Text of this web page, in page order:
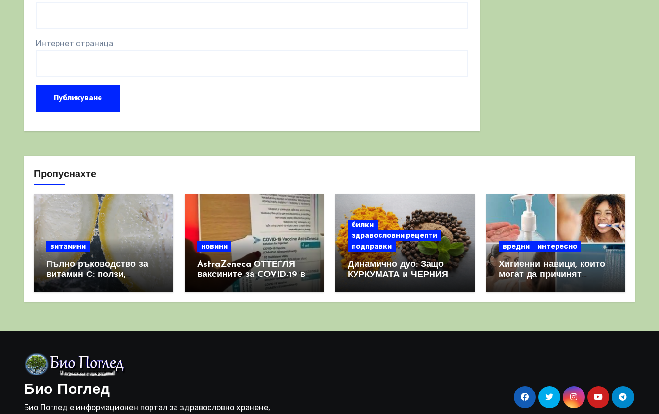
Интернет страница
Пропуснахте
витамини
Пълно ръководство за
витамин С: ползи,
източници и защо е
важен за имунната
новини
AstraZeneca ОТТЕГЛЯ
ваксините за COVID-19 в
световен мащаб, след
като призна, че те
билки
здравословни рецепти
подправки
Динамично дуо: Защо
КУРКУМАТА и ЧЕРНИЯ
комбинация
вредни интересно
Хигиенни навици, които
могат да причинят
повече вреда, отколкото
полза
Био Поглед
Био Поглед е информационен портал за здравословно хранене,